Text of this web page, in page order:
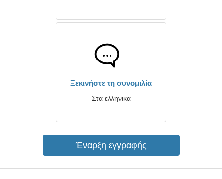
Ξεκινήστε τη συνομιλία
Στα ελληνικα
Έναρξη εγγραφής